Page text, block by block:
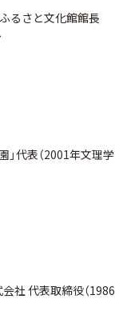
るさと文化館館長
代表（2001年文理学
社 代表取締役（1986